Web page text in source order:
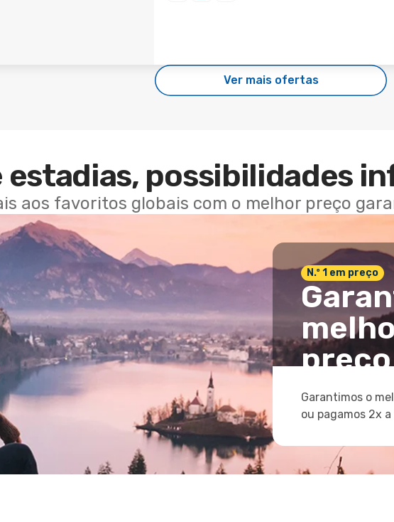
Ver mais ofertas
estadias, possibilidades
aos favoritos globais com o melhor preço
N.º 1 em preço
preço
Garantimos o
ou pagamos 2x